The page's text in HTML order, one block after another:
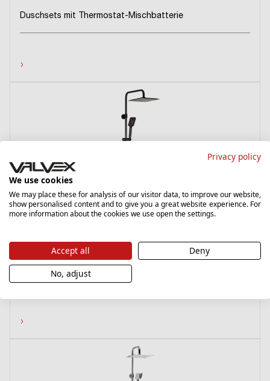
Duschsets mit Thermostat-Mischbatterie
›
Duschsets mit Thermostat-Mischbatterie
›
Privacy policy
We use cookies
We may place these for analysis of our visitor data, to improve our website,
show personalised content and to give you a great website experience. For
more information about the cookies we use open the settings.
Accept all
Deny
No, adjust